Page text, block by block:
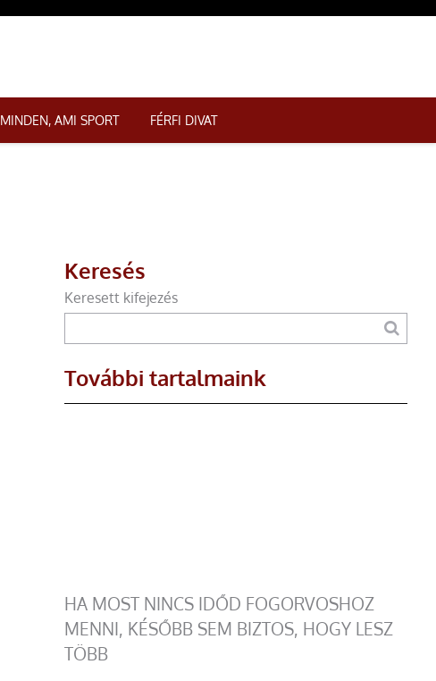
MINDEN, AMI SPORT FÉRFI DIVAT
Keresés
Keresett kifejezés
További tartalmaink
HA MOST NINCS IDŐD FOGORVOSHOZ
MENNI, KÉSŐBB SEM BIZTOS, HOGY LESZ
TÖBB